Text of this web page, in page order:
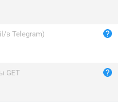
в Telegram)
GET